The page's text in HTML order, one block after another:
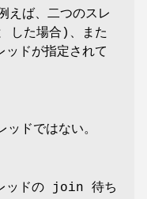
えば、二つのスレ
た場合)、また
ッドが指定されて
ドではない。
レッドの join 待ち